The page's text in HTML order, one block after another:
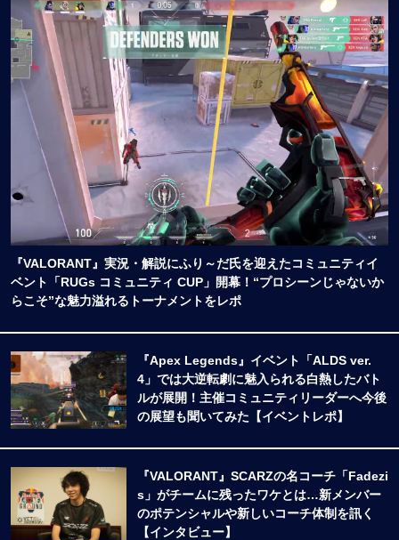
『VALORANT』実況・解説にふり～だ氏を迎えたコミュニティイ
ベント「RUGs コミュニティ CUP」開幕！“プロシーンじゃないか
らこそ”な魅力溢れるトーナメントをレポ
『Apex Legends』イベント「ALDS ver.
4」では大逆転劇に魅入られる白熱したバト
ルが展開！主催コミュニティリーダーへ今後
の展望も聞いてみた【イベントレポ】
『VALORANT』SCARZの名コーチ「Fadezi
s」がチームに残ったワケとは…新メンバー
のポテンシャルや新しいコーチ体制を訊く
【インタビュー】